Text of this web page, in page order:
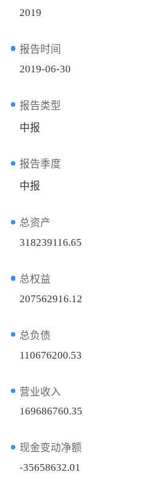
2019
报告时间
2019-06-30
报告类型
中报
报告季度
中报
总资产
318239116.65
总权益
207562916.12
总负债
110676200.53
营业收入
169686760.35
现金变动净额
-35658632.01